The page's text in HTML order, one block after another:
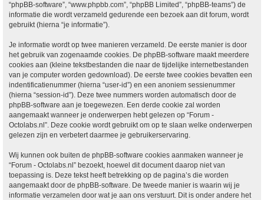
“phpBB-software”, “www.phpbb.com”, “phpBB Limited”, “phpBB-teams”) de
informatie die wordt verzameld gedurende een bezoek aan dit forum, wordt
gebruikt (hierna “je informatie”).
Je informatie wordt op twee manieren verzameld. De eerste manier is door
het gebruik van zogenaamde cookies. De phpBB-software maakt meerdere
cookies aan (kleine tekstbestanden die naar de tijdelijke internetbestanden
van je computer worden gedownload). De eerste twee cookies bevatten een
indentificatienummer (hierna “user-id”) en een anoniem sessienummer
(hierna “session-id”). Deze twee nummers worden automatisch door de
phpBB-software aan je toegewezen. Een derde cookie zal worden
aangemaakt wanneer je onderwerpen hebt gelezen op “Forum -
Octolabs.nl”. Deze cookie wordt gebruikt om op te slaan welke onderwerpen
gelezen zijn en verbetert daarmee je gebruikerservaring.
Wij kunnen ook buiten de phpBB-software cookies aanmaken wanneer je
“Forum - Octolabs.nl” bezoekt, hoewel dit document daarop niet van
toepassing is. Deze tekst heeft betrekking op de pagina’s die worden
aangemaakt door de phpBB-software. De tweede manier is waarin wij je
informatie verzamelen door wat je aan ons verstuurt. Dit is onder andere het